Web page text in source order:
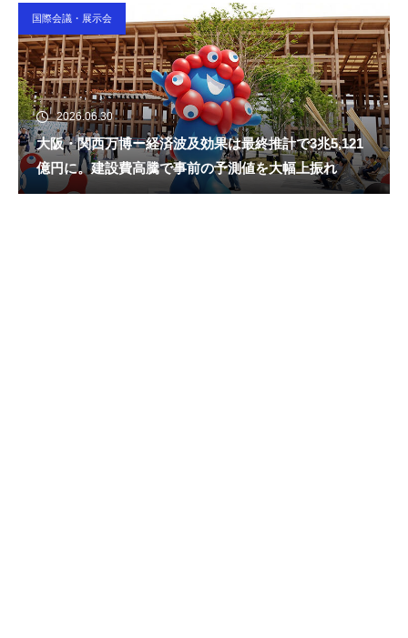
国際会議・展示会
2026.06.30
大阪・関西万博ー経済波及効果は最終推計で3兆5,121
億円に。建設費高騰で事前の予測値を大幅上振れ